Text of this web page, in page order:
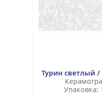
Турин светлый /
Упаковка: